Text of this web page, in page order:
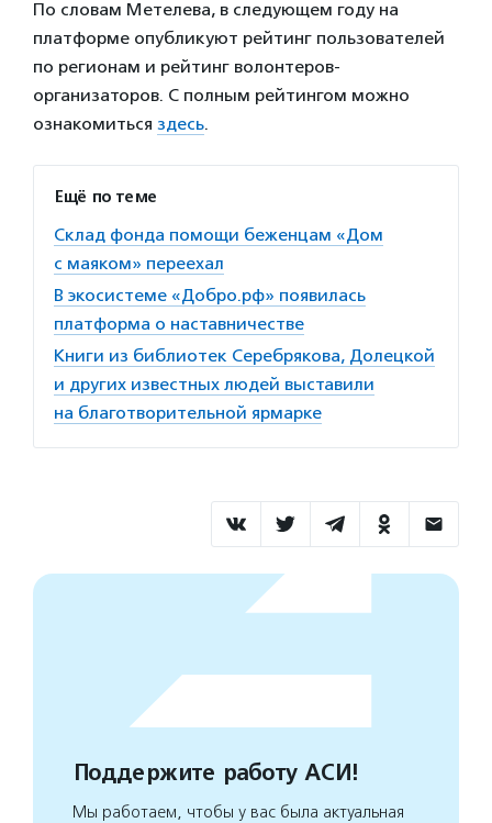
По словам Метелева, в следующем году на
платформе опубликуют рейтинг пользователей
по регионам и рейтинг волонтеров-
организаторов. С полным рейтингом можно
ознакомиться здесь.
Ещё по теме
Склад фонда помощи беженцам «Дом
с маяком» переехал
В экосистеме «Добро.рф» появилась
платформа о наставничестве
Книги из библиотек Серебрякова, Долецкой
и других известных людей выставили
на благотворительной ярмарке
Поддержите работу АСИ!
Мы работаем, чтобы у вас была актуальная